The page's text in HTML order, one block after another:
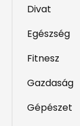
Divat
Egészség
Fitnesz
Gazdaság
Gépészet